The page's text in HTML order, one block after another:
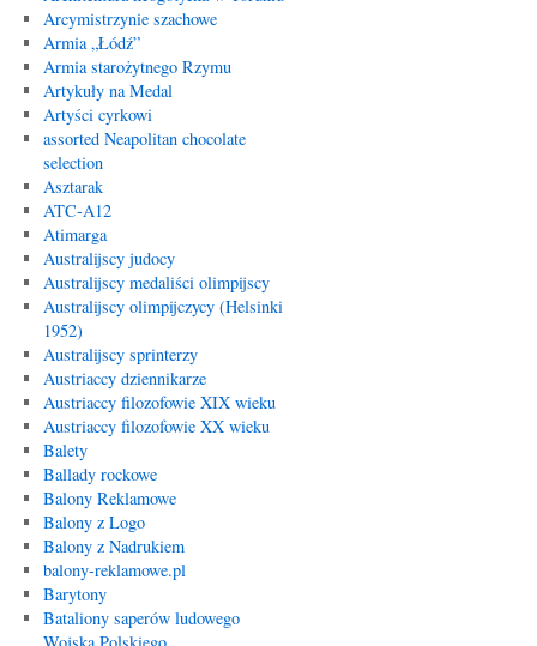
Arcymistrzynie szachowe
Armia „Łódź”
Armia starożytnego Rzymu
Artykuły na Medal
Artyści cyrkowi
assorted Neapolitan chocolate
selection
Asztarak
ATC-A12
Atimarga
Australijscy judocy
Australijscy medaliści olimpijscy
Australijscy olimpijczycy (Helsinki
1952)
Australijscy sprinterzy
Austriaccy dziennikarze
Austriaccy filozofowie XIX wieku
Austriaccy filozofowie XX wieku
Balety
Ballady rockowe
Balony Reklamowe
Balony z Logo
Balony z Nadrukiem
balony-reklamowe.pl
Barytony
Bataliony saperów ludowego